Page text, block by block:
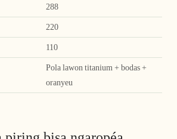
288
220
110
Pola lawon titanium + bodas +
oranyeu